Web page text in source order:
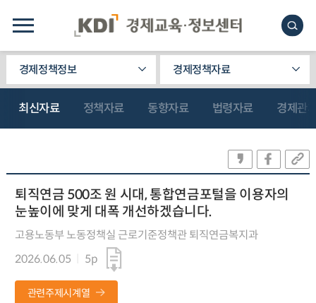
경제정책정보 경제정책자료
최신자료 정책자료 동향자료 법령자료 경제관
퇴직연금 500조 원 시대, 통합연금포털을 이용자의
눈높이에 맞게 대폭 개선하겠습니다.
고용노동부 노동정책실 근로기준정책관 퇴직연금복지과
2026.06.05
5p
관련주제시계열